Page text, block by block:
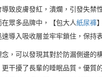
致皮膚發紅，潰爛，引發失
在眾多品牌中，【包大人紙尿褲
導入吸收層並牢牢鎖住，保持
念，可以發現其對於防漏側邊的
干擾了長輩的睡眠品質。優質